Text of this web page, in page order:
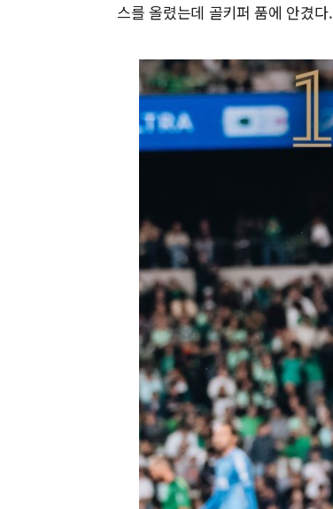
스를 올렸는데 골키퍼 품에 안겼다.